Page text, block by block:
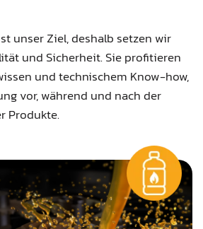
unser Ziel, deshalb setzen wir
und Sicherheit. Sie profitieren
und technischem Know-how,
vor, während und nach der
Produkte.